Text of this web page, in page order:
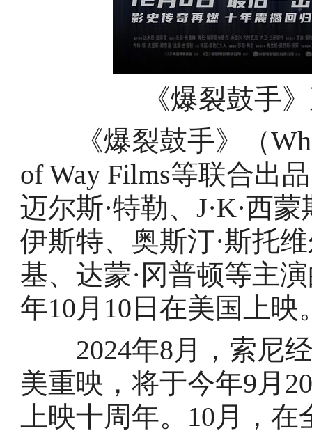
《爆裂鼓手
《爆裂鼓手》（
of Way Films等联合出
迈尔斯·特勒、J·K·西
伊斯特、奥斯汀·斯托
基、达蒙·冈普顿等主
年10月10日在美国上映
2024年8月，索尼经
美重映，将于今年9月
上映十周年。10月，